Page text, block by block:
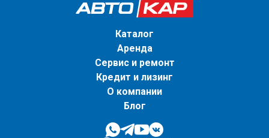
Каталог
Аренда
Сервис и ремонт
Кредит и лизинг
О компании
Блог